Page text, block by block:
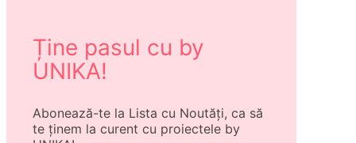
Ține pasul cu by
UNIKA!
Abonează-te la Lista cu Noutăți, ca să
te ținem la curent cu proiectele by